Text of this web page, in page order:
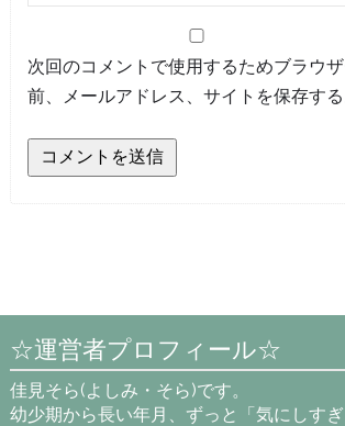
次回のコメントで使用するためブラウ
前、メールアドレス、サイトを保存する
☆運営者プロフィール☆
佳見そら(よしみ・そら)です。
幼少期から長い年月、ずっと「気にしす